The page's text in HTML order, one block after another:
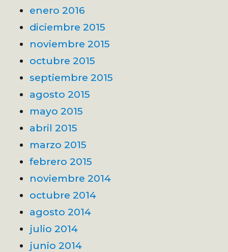
enero 2016
diciembre 2015
noviembre 2015
octubre 2015
septiembre 2015
agosto 2015
mayo 2015
abril 2015
marzo 2015
febrero 2015
noviembre 2014
octubre 2014
agosto 2014
julio 2014
junio 2014